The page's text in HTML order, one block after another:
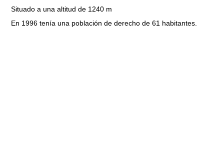
Situado a una altitud de 1240 m
En 1996 tenía una población de derecho de 61 habitantes.